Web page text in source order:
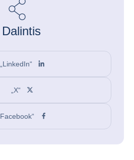
Dalintis
„LinkedIn“
„X“
„Facebook“